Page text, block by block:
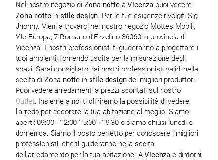
Nel nostro negozio di Zona nottea Vicenzapuoi vedere
Zona nottein stile design. Per le tue esigenze rivolgiti Sig.
Jhonny. Vieni a trovarci nel nostro negozio Mottes Mobili,
V.le Europa, 7 Romano d'Ezzelino 36060 in provincia di
Vicenza. I nostri professionisti ti guideranno a progettare i
tuoi ambienti, fornendo uscita per la misurazione degli
spazi. Sarai consigliato dai nostri professionisti validi nella
scelta di Zona nottein stile designdei migliori produttori.
Puoi vedere arredamenti a prezzi scontati sul nostro
Outlet. Insieme a noi ti offriremo la possibilità di vedere
l'arredo per decorare la tua abitazione al meglio. Siamo
aperti: 09:00 - 12:00 15:00 - 19:30 e siamo chiusi lunedì e
domenica. Siamo il posto perfetto per conoscere i migliori
professionisti, che ti guideranno nella scelta
dell'arredamento per la tua abitazione. A Vicenzae dintorni